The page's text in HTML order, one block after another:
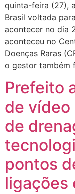
quinta-feira (27),
Brasil voltada
acontecer no dia
aconteceu no
Doenças Raras
o gestor também
Prefeito
de vídeo
de
pontos
ligações